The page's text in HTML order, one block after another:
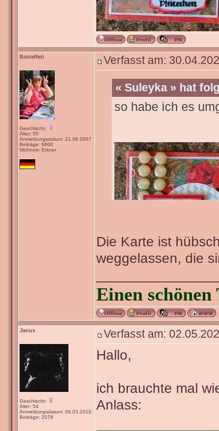
Bastelfeti
Geschlecht:
Alter: 55
Anmeldungsdatum: 21.08.2007
Beiträge: 6600
Wohnort: Erkner
Verfasst am:
« Suleyka » hat
so habe ich es
Die Karte ist
weggelassen, die
Einen
Janus
Geschlecht:
Alter: 54
Anmeldungsdatum: 09.03.2010
Beiträge: 2078
Verfasst am:
Hallo,
ich brauchte mal
Anlass: